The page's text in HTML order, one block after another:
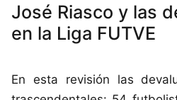
José Riasco y las
en la Liga FUTVE
En esta revisión las